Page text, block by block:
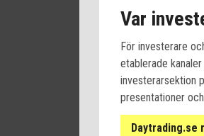
Var
För investerare
etablerade
investerarsektion
presentationer